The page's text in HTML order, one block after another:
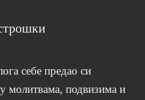
себе предао си
молитвама, подвизима и